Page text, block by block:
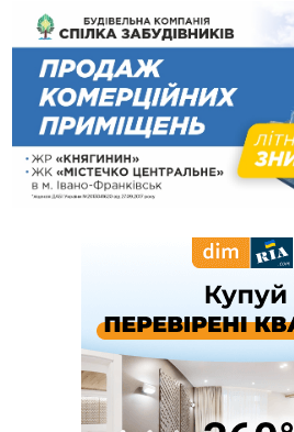
14:02
«Пілот з Лондона» видурив у
майже 64 тисячі гривень
13:13
У четвер на Прикарпатті
13:00
На Снятинщині спіймали
у полі невідому речовину
12:29
У МОЗ змінили підхід до
роботи стаціонарів
12:07
На межі Прикарпаття і
У Франківську та Яремче
Росія вдарила по Харкову
пошкоджено цивільне
Верховний суд повернув державі
ставками в Івано-Франківській
На Каскаді замість веж планують
дитмайданчиком